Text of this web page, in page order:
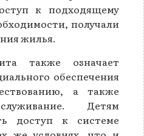
к подходящему
получали
жилья.
также означает
обеспечения
а также
Детям
доступ к системе